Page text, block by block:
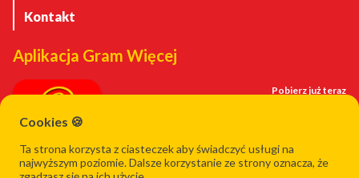
Kontakt
Aplikacja Gram Więcej
Pobierz już teraz
Cookies 🍪
Ta strona korzysta z ciasteczek aby świadczyć usługi na
najwyższym poziomie. Dalsze korzystanie ze strony oznacza, że